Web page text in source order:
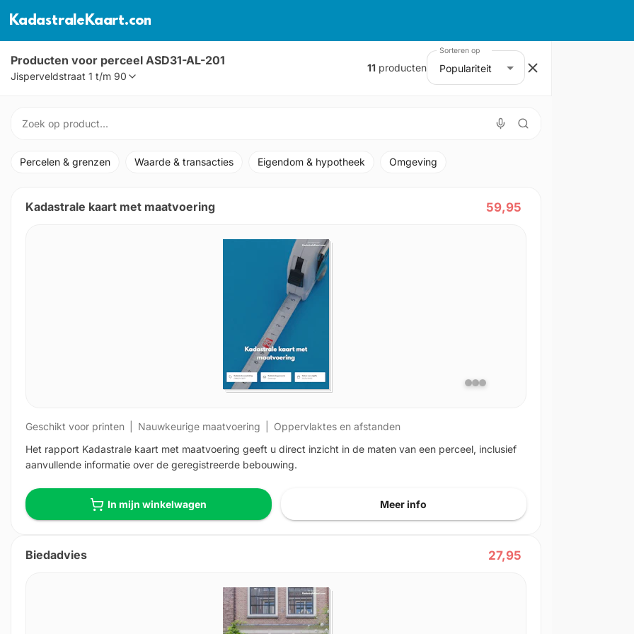
KadastraleKaart.com
Producten voor perceel ASD31-AL-201
Jisperveldstraat 1 t/m 90
11 producten
Sorteren op
Populariteit
Percelen & grenzen Waarde & transacties Eigendom & hypotheek Omgeving
Kadastrale kaart met maatvoering 59,95
Geschikt voor printen Nauwkeurige maatvoering
Oppervlaktes en afstanden
Het rapport Kadastrale kaart met maatvoering geeft u direct inzicht in de maten van een perceel, inclusief
aanvullende informatie over de geregistreerde bebouwing.
In mijn winkelwagen Meer info
Biedadvies 27,95